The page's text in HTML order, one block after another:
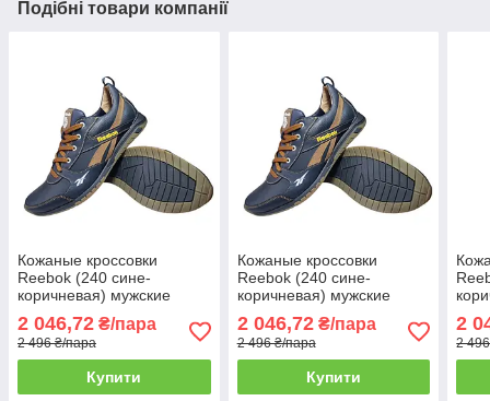
Подібні товари компанії
Кожаные кроссовки
Reebok (240 сине-
коричневая) мужские
спортивные кроссовки
шкіряні чоловічі 43
2 046,72 ₴/пара
2 496 ₴/пара
Купити
Кожаные кроссовки
Reebok (240 сине-
коричневая) мужские
спортивные кроссовки
шкіряні чоловічі 44
2 046,72₴/пара
2 496 ₴/пара
Купити
2
2